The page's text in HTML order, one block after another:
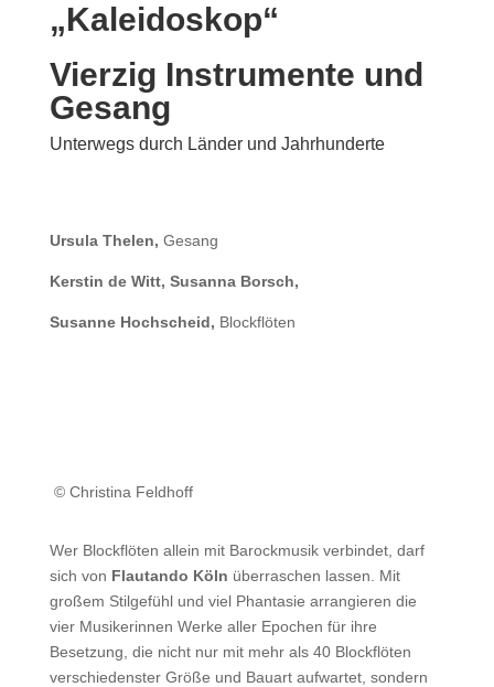
„Kaleidoskop“
Vierzig Instrumente und
Gesang
Unterwegs durch Länder und Jahrhunderte
Ursula Thelen, Gesang
Kerstin de Witt, Susanna Borsch,
Susanne Hochscheid, Blockflöten
© Christina Feldhoff
Wer Blockflöten allein mit Barockmusik verbindet, darf
sich von Flautando Köln überraschen lassen. Mit
großem Stilgefühl und viel Phantasie arrangieren die
vier Musikerinnen Werke aller Epochen für ihre
Besetzung, die nicht nur mit mehr als 40 Blockflöten
verschiedenster Größe und Bauart aufwartet, sondern